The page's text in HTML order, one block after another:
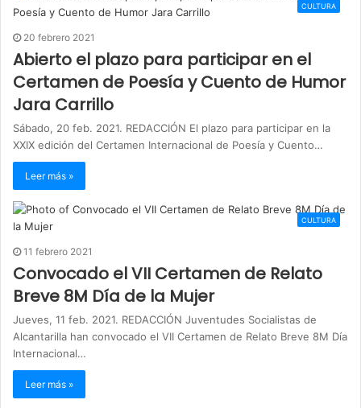
CULTURA
20 febrero 2021
Abierto el plazo para participar en el
Certamen de Poesía y Cuento de Humor
Jara Carrillo
Sábado, 20 feb. 2021. REDACCIÓN El plazo para participar en la
XXIX edición del Certamen Internacional de Poesía y Cuento…
Leer más »
CULTURA
11 febrero 2021
Convocado el VII Certamen de Relato
Breve 8M Día de la Mujer
Jueves, 11 feb. 2021. REDACCIÓN Juventudes Socialistas de
Alcantarilla han convocado el VII Certamen de Relato Breve 8M Día
Internacional…
Leer más »